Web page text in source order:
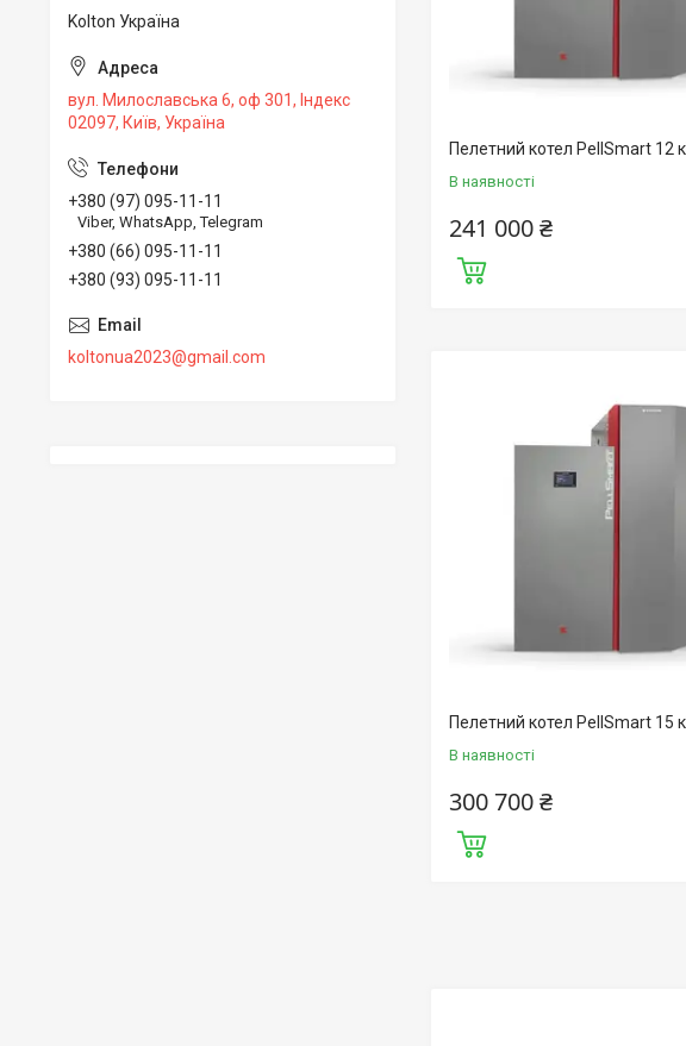
Пелетний котел PellSmart 12
В наявності
241 000 ₴
Пелетний котел PellSmart 15
В наявності
300 700 ₴
Kolton Україна
вул. Милославська 6, оф 301, Індекс
02097, Київ, Україна
+380 (97) 095-11-11
Viber, WhatsApp, Telegram
+380 (66) 095-11-11
+380 (93) 095-11-11
koltonua2023@gmail.com